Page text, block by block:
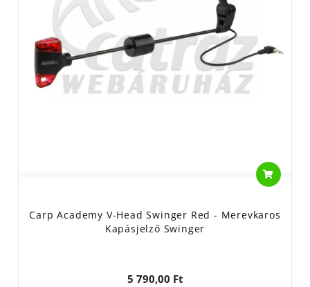
Carp Academy V-Head Swinger Red - Merevkaros
Kapásjelző Swinger
5 790,00 Ft